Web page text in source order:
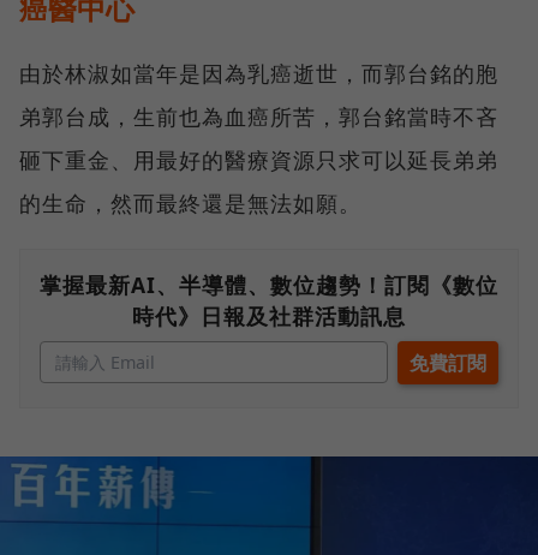
癌醫中心
由於林淑如當年是因為乳癌逝世，而郭台銘的胞
弟郭台成，生前也為血癌所苦，郭台銘當時不吝
砸下重金、用最好的醫療資源只求可以延長弟弟
的生命，然而最終還是無法如願。
掌握最新AI、半導體、數位趨勢！訂閱《數位
時代》日報及社群活動訊息